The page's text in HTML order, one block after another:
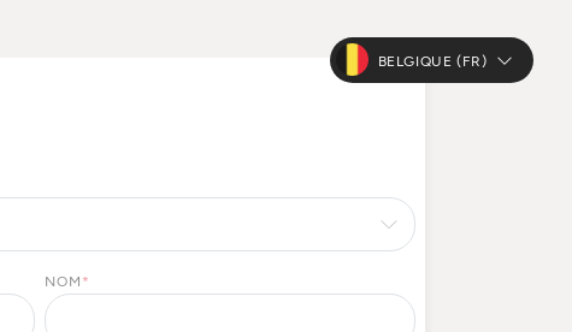
BELGIQUE (FR)
NOM *